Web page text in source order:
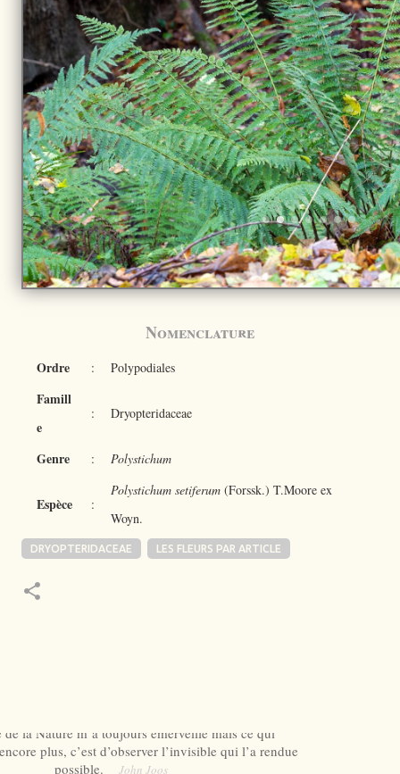
Nomenclature
Ordre : Polypodiales
Famill
e
: Dryopteridaceae
Genre : Polystichum
Espèce :
Polystichum setiferum (Forssk.) T.Moore ex
Woyn.
DRYOPTERIDACEAE LES FLEURS PAR ARTICLE
de la Nature m’a toujours émerveillé mais ce qui
plus, c’est d’observer l’invisible qui l’a rendue
possible.
John Joos